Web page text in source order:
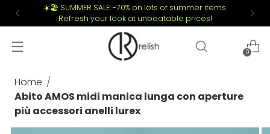
☀️🏖️ SUMMER SALE: -70% on lots of summer items.
Refresh your look at unbeatable prices!
0
Home
Abito AMOS midi manica lunga con aperture
più accessori anelli lurex